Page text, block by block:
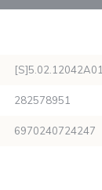
[S]5.02.12042A01
282578951
6970240724247